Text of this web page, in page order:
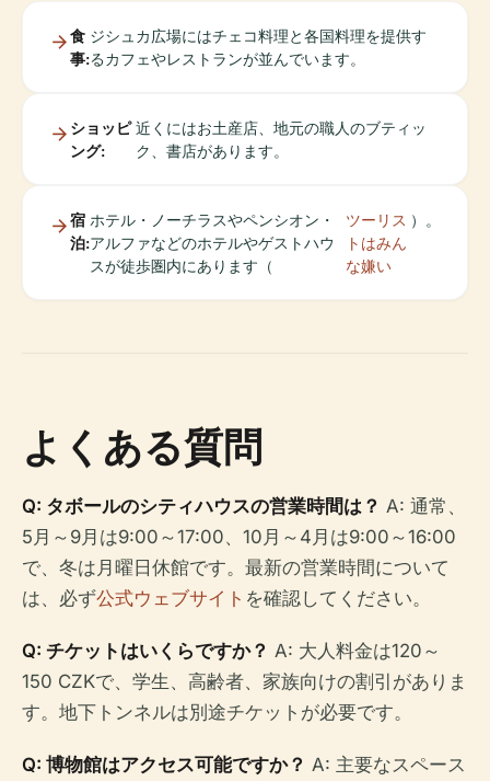
食
事:
ジシュカ広場にはチェコ料理と各国料理を提供す
るカフェやレストランが並んでいます。
ショッピ
ング:
近くにはお土産店、地元の職人のブティッ
ク、書店があります。
宿
泊:
ホテル・ノーチラスやペンシオン・
アルファなどのホテルやゲストハウ
スが徒歩圏内にあります（
ツーリス
トはみん
な嫌い
）。
よくある質問
Q: タボールのシティハウスの営業時間は？ A: 通常、
5月～9月は9:00～17:00、10月～4月は9:00～16:00
で、冬は月曜日休館です。最新の営業時間について
は、必ず公式ウェブサイト を確認してください。
Q: チケットはいくらですか？ A: 大人料金は120～
150 CZKで、学生、高齢者、家族向けの割引がありま
す。地下トンネルは別途チケットが必要です。
Q: 博物館はアクセス可能ですか？ A: 主要なスペース